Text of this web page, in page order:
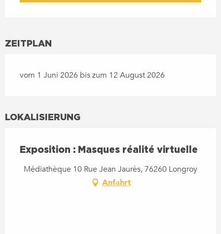
ZEITPLAN
vom 1 Juni 2026 bis zum 12 August 2026
LOKALISIERUNG
Exposition : Masques réalité virtuelle
Médiathèque 10 Rue Jean Jaurès, 76260 Longroy
Anfahrt